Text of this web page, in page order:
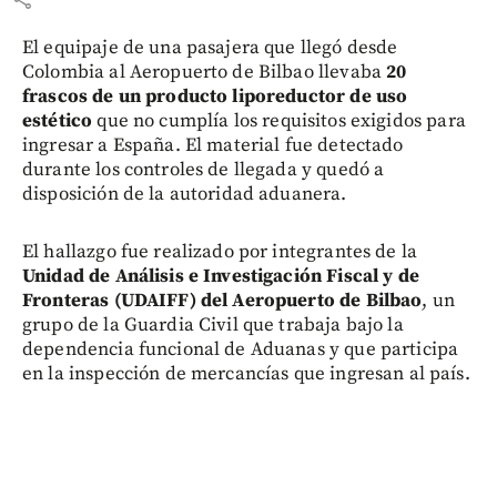
El equipaje de una pasajera que llegó desde
Colombia al Aeropuerto de Bilbao llevaba20
frascos de un producto liporeductor de uso
estético que no cumplía los requisitos exigidos para
ingresar a España. El material fue detectado
durante los controles de llegada y quedó a
disposición de la autoridad aduanera.
El hallazgo fue realizado por integrantes de la
Unidad de Análisis e Investigación Fiscal y de
Fronteras (UDAIFF) del Aeropuerto de Bilbao, un
grupo de la Guardia Civil que trabaja bajo la
dependencia funcional de Aduanas y que participa
en la inspección de mercancías que ingresan al país.